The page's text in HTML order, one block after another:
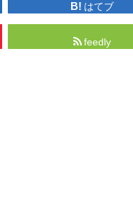
はてブ
feedly